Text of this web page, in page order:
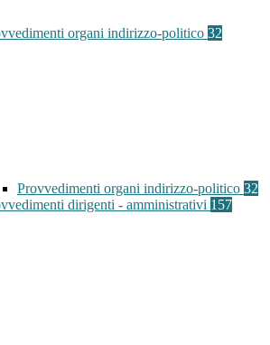
organi indirizzo-politico 32
Provvedimenti organi indirizzo-politico 32
dirigenti - amministrativi 157